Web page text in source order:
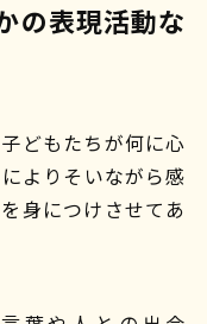
の表現活動な
どもたちが何に心
よりそいながら感
身につけさせてあ